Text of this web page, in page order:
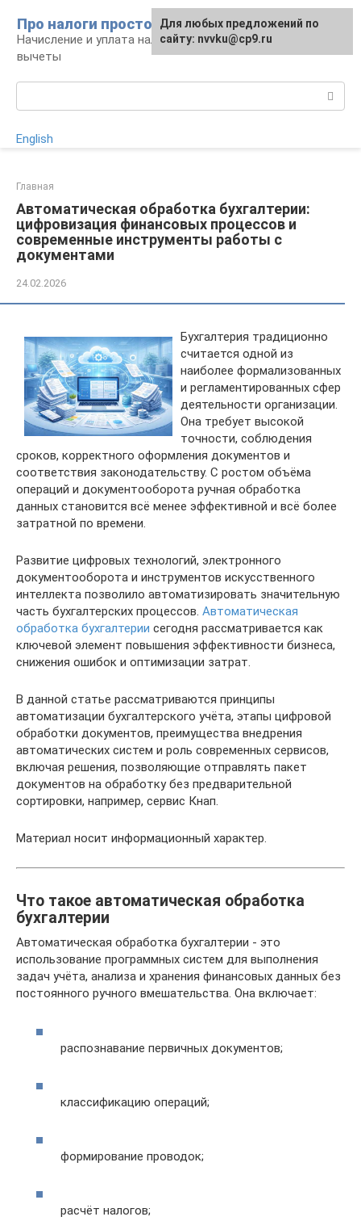
контенту
Про налоги просто
Начисление и уплата налогов, налоговые
вычеты
English
Главная
Автоматическая обработка бухгалтерии:
цифровизация финансовых процессов и
современные инструменты работы с
документами
24.02.2026
Бухгалтерия традиционно
считается одной из
наиболее формализованных
и регламентированных сфер
деятельности организации.
Она требует высокой
точности, соблюдения
сроков, корректного оформления документов и
соответствия законодательству. С ростом объёма
операций и документооборота ручная обработка
данных становится всё менее эффективной и всё более
затратной по времени.
Развитие цифровых технологий, электронного
документооборота и инструментов искусственного
интеллекта позволило автоматизировать значительную
часть бухгалтерских процессов. Автоматическая
обработка бухгалтерии сегодня рассматривается как
ключевой элемент повышения эффективности бизнеса,
снижения ошибок и оптимизации затрат.
В данной статье рассматриваются принципы
автоматизации бухгалтерского учёта, этапы цифровой
обработки документов, преимущества внедрения
автоматических систем и роль современных сервисов,
включая решения, позволяющие отправлять пакет
документов на обработку без предварительной
сортировки, например, сервис Кнап.
Материал носит информационный характер.
Что такое автоматическая обработка
бухгалтерии
Автоматическая обработка бухгалтерии - это
использование программных систем для выполнения
задач учёта, анализа и хранения финансовых данных без
постоянного ручного вмешательства. Она включает:
распознавание первичных документов;
классификацию операций;
формирование проводок;
расчёт налогов;
Для любых предложений по
сайту: nvvku@cp9.ru